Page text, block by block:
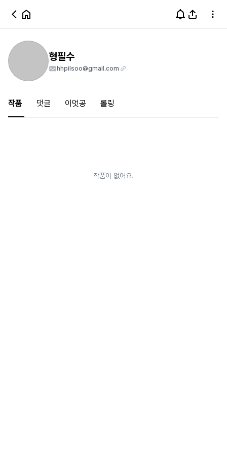
형필수
hhpilsoo@gmail.com
작품 댓글 이멋공 롤링
작품이 없어요.